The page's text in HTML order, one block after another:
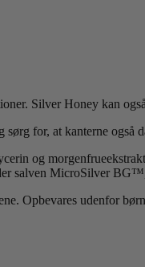
Silver Honey kan
for, at kanterne
og
salven MicroSilver
Opbevares udenfor